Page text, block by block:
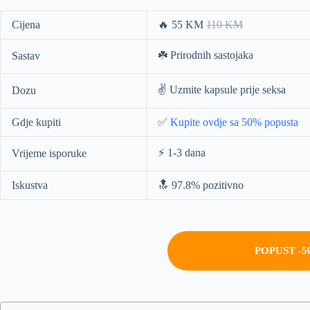
Cijena 🔥 55 KM 110 KM
Sastav ☘️ Prirodnih sastojaka
Dozu ✌️ Uzmite kapsule prije seksa
Gdje kupiti ✅ Kupite ovdje sa 50% popusta
Vrijeme isporuke ⚡️ 1-3 dana
Iskustva 🔝 97.8% pozitivno
POPUST -